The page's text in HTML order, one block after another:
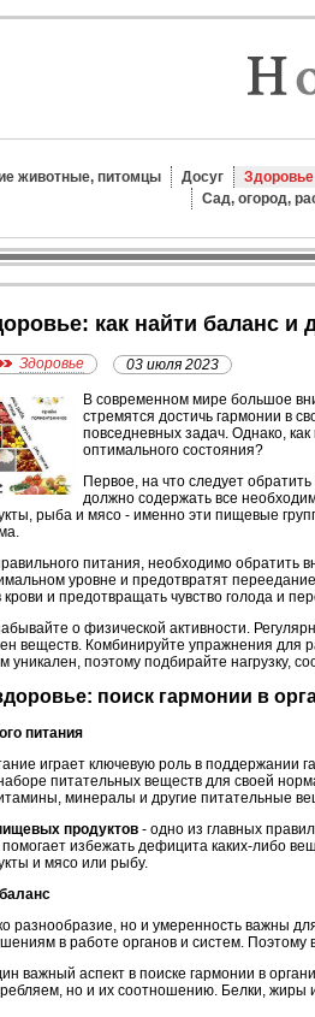
животные, питомцы Досуг Здоровье
Сад, огород,
как найти баланс
Здоровье 03 июля 2023
В современном мире большое
стремятся достичь гармонии в
повседневных задач. Однако,
оптимального состояния?
Первое, на что следует
должно содержать все
рыба и мясо - именно эти пищевые
питания, необходимо
уровне и предотвратят
крови и предотвращать чувство голода и
о физической активности.
веществ. Комбинируйте упражнения для
уникален, поэтому подбирайте нагрузку,
здоровье: поиск гармонии в
питания
играет ключевую роль в поддержании
питательных веществ для своей
минералы и другие питательные
продуктов - одно из главных
избежать дефицита каких-либо
и мясо или рыбу.
разнообразие, но и умеренность важны
в работе органов и систем.
важный аспект в поиске гармонии в
но и их соотношению. Белки, жиры